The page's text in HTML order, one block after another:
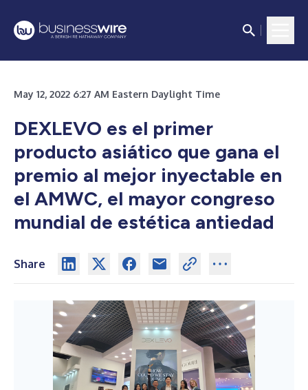
May 12, 2022 6:27 AM Eastern Daylight Time
DEXLEVO es el primer
producto asiático que gana el
premio al mejor inyectable en
el AMWC, el mayor congreso
mundial de estética antiedad
Share